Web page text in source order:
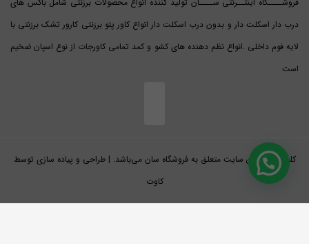
درب دار اسکلت دار و بدون درب اسکلت دار انواع کاور پتو برزنتی کارور تشک برزنتی با
لایه فوم داخلی .انواع نظم دهنده های کشو و کمد تمامی کاورجات از نوع اسپان ضخیم
است
کلیه حقوق این سایت متعلق به فروشگاه سان می‌باشد. | طراحی و پیاده سازی توسط
کاوت